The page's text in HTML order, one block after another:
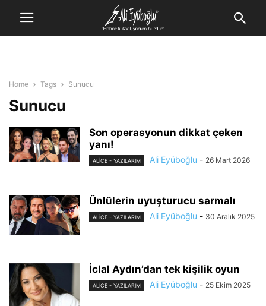
Home Tags Sunucu
Sunucu
Son operasyonun dikkat çeken
yanı!
ALİCE - YAZILARIM Ali Eyüboğlu - 26 Mart 2026
Ünlülerin uyuşturucu sarmalı
ALİCE - YAZILARIM Ali Eyüboğlu - 30 Aralık 2025
İclal Aydın’dan tek kişilik oyun
ALİCE - YAZILARIM Ali Eyüboğlu - 25 Ekim 2025